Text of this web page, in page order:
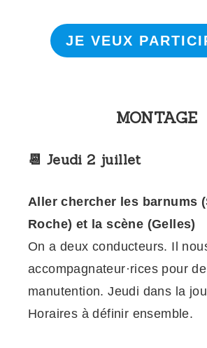
JE VEUX
MONTAGE
📆 Jeudi 2 juillet
Aller chercher les barnums
Roche) et la scène (Gelles)
On a deux conducteurs. Il
accompagnateur·rices pour
manutention. Jeudi dans la
Horaires à définir ensemble.